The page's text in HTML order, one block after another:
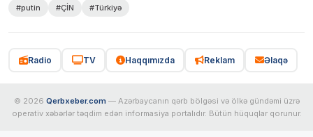
#putin
#ÇİN #Türkiyə
Radio TV Haqqımızda Reklam Əlaqə
© 2026 Qerbxeber.com — Azərbaycanın qərb bölgəsi və ölkə gündəmi üzrə
operativ xəbərlər təqdim edən informasiya portalıdır. Bütün hüquqlar qorunur.